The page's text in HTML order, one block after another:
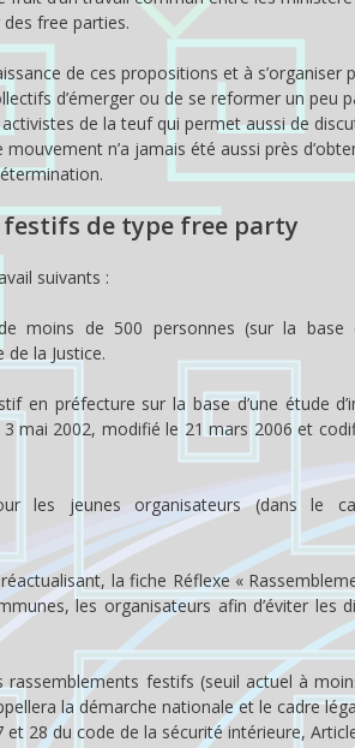
free parties.
de ces propositions et à s’organiser
d’émerger ou de se reformer un peu
de la teuf qui permet aussi de
n’a jamais été aussi près
festifs de type free party
suivants :
moins de 500 personnes (sur la base
la Justice.
en préfecture sur la base d’une étude
mai 2002, modifié le 21 mars 2006 et
les jeunes organisateurs (dans le
la fiche Réflexe «
les organisateurs afin d’éviter les
festifs (seuil actuel à
la démarche nationale et le cadre
et 28 du code de la sécurité intérieure,